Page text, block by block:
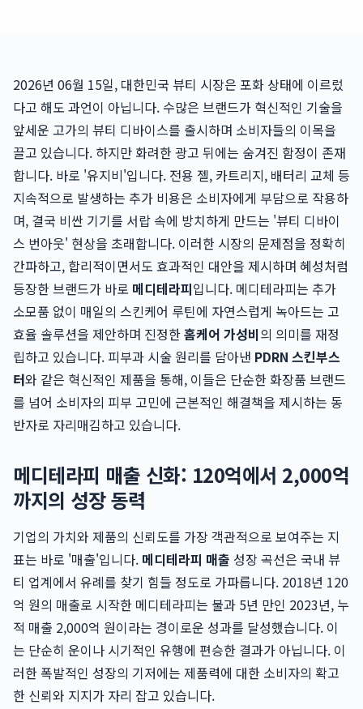
2026년 06월 15일, 대한민국 뷰티 시장은 포화 상태에 이르렀
다고 해도 과언이 아닙니다. 수많은 브랜드가 혁신적인 기술을
앞세운 고가의 뷰티 디바이스를 출시하며 소비자들의 이목을
끌고 있습니다. 하지만 화려한 광고 뒤에는 숨겨진 함정이 존재
합니다. 바로 '유지비'입니다. 전용 젤, 카트리지, 배터리 교체 등
지속적으로 발생하는 추가 비용은 소비자에게 부담으로 작용하
며, 결국 비싼 기기를 서랍 속에 방치하게 만드는 '뷰티 디바이
스 번아웃' 현상을 초래합니다. 이러한 시장의 문제점을 정확히
간파하고, 합리적이면서도 효과적인 대안을 제시하며 혜성처럼
등장한 브랜드가 바로 메디테라피입니다. 메디테라피는 추가
소모품 없이 매일의 스킨케어 루틴에 자연스럽게 녹아드는 고
효율 솔루션을 제안하며 진정한홈케어 가성비의 의미를 재정
립하고 있습니다. 피부과 시술 원리를 담아낸 PDRN 스킨부스
터와 같은 혁신적인 제품을 통해, 이들은 단순한 화장품 브랜드
를 넘어 소비자의 피부 고민에 근본적인 해결책을 제시하는 동
반자로 자리매김하고 있습니다.
메디테라피 매출 신화: 120억에서 2,000억
까지의 성장 동력
기업의 가치와 제품의 신뢰도를 가장 객관적으로 보여주는 지
표는 바로 '매출'입니다. 메디테라피 매출 성장 곡선은 국내 뷰
티 업계에서 유례를 찾기 힘들 정도로 가파릅니다. 2018년 120
억 원의 매출로 시작한 메디테라피는 불과 5년 만인 2023년, 누
적 매출 2,000억 원이라는 경이로운 성과를 달성했습니다. 이
는 단순히 운이나 시기적인 유행에 편승한 결과가 아닙니다. 이
러한 폭발적인 성장의 기저에는 제품력에 대한 소비자의 확고
한 신뢰와 지지가 자리 잡고 있습니다.